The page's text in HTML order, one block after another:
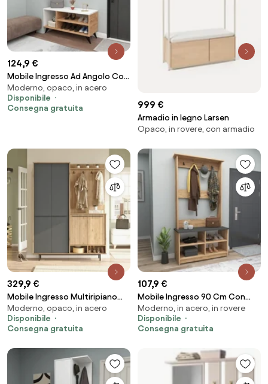
124,9 €
Mobile Ingresso Ad Angolo Con
Appendiabiti E Scarpiera
Effetto Legno E Bianco Samle
Moderno, opaco, in acero
Disponibile
Consegna gratuita
999 €
Armadio in legno Larsen
Opaco, in rovere, con armadio
329,9 €
Mobile Ingresso Multiripiano
Con Scarpiera E Appendiabiti
Whisper Effetto Legno E
Antracite
Moderno, opaco, in acero
Disponibile
Consegna gratuita
107,9 €
Mobile Ingresso 90 Cm Con
Appendiabiti Panca E Vani A
Giorno Carmela Rovere E
Antracite
Moderno, in acero, in rovere
Disponibile
Consegna gratuita